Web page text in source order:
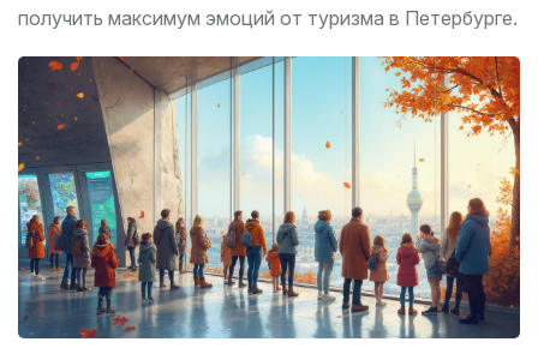
получить максимум эмоций от туризма в Петербурге.